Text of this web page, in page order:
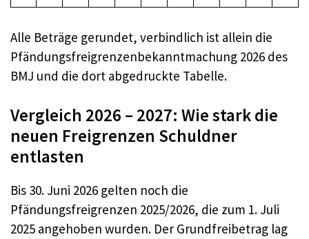
Alle Beträge gerundet, verbindlich ist allein die
Pfändungsfreigrenzenbekanntmachung 2026 des
BMJ und die dort abgedruckte Tabelle.
Vergleich 2026 – 2027: Wie stark die
neuen Freigrenzen Schuldner
entlasten
Bis 30. Juni 2026 gelten noch die
Pfändungsfreigrenzen 2025/2026, die zum 1. Juli
2025 angehoben wurden. Der Grundfreibetrag lag